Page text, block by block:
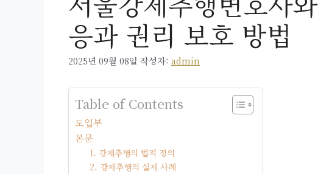
응과 권리 보호 방법
2025년 09월 08일 작성자: admin
Table of Contents
도입부
본문
1. 강제추행의 법적 정의
2. 강제추행의 실제 사례